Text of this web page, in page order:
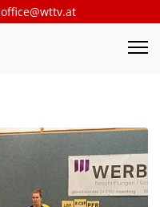
office@wttv.at